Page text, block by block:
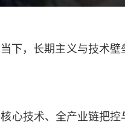
下，长期主义与技术
心技术、全产业链把